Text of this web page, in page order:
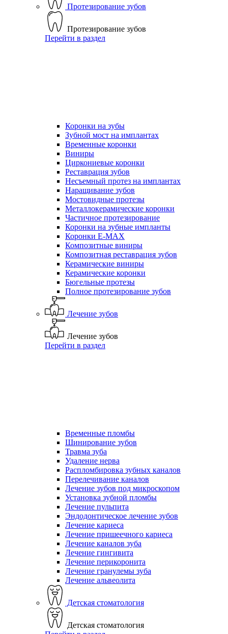
Протезирование зубов
Протезирование зубов
Перейти в раздел
Коронки на зубы
Зубной мост на имплантах
Временные коронки
Виниры
Циркониевые коронки
Реставрация зубов
Несъемный протез на имплантах
Наращивание зубов
Мостовидные протезы
Металлокерамические коронки
Частичное протезирование
Коронки на зубные импланты
Коронки E-MAX
Композитные виниры
Композитная реставрация зубов
Керамические виниры
Керамические коронки
Бюгельные протезы
Полное протезирование зубов
Лечение зубов
Лечение зубов
Перейти в раздел
Временные пломбы
Шинирование зубов
Травма зуба
Удаление нерва
Распломбировка зубных каналов
Перелечивание каналов
Лечение зубов под микроскопом
Установка зубной пломбы
Лечение пульпита
Эндодонтическое лечение зубов
Лечение кариеса
Лечение пришеечного кариеса
Лечение каналов зуба
Лечение гингивита
Лечение перикоронита
Лечение гранулемы зуба
Лечение альвеолита
Детская стоматология
Детская стоматология